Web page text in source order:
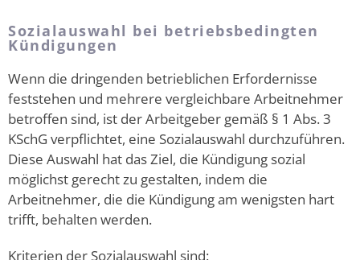
Sozialauswahl bei betriebsbedingten
Kündigungen
Wenn die dringenden betrieblichen Erfordernisse
feststehen und mehrere vergleichbare Arbeitnehmer
betroffen sind, ist der Arbeitgeber gemäß § 1 Abs. 3
KSchG verpflichtet, eine Sozialauswahl durchzuführen.
Diese Auswahl hat das Ziel, die Kündigung sozial
möglichst gerecht zu gestalten, indem die
Arbeitnehmer, die die Kündigung am wenigsten hart
trifft, behalten werden.
Kriterien der Sozialauswahl sind: